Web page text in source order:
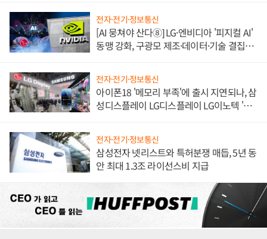
전자·전기·정보통신
[AI 뭉쳐야 산다⑧] LG·엔비디아 '피지컬 AI'
동맹 강화, 구광모 제조·데이터·기술 결집
전자·전기·정보통신
아이폰18 '메모리 부족'에 출시 지연되나, 삼
성디스플레이 LG디스플레이 LG이노텍 '탈
전자·전기·정보통신
삼성전자 넷리스트와 특허분쟁 매듭, 5년 동
안 최대 1.3조 라이선스비 지급